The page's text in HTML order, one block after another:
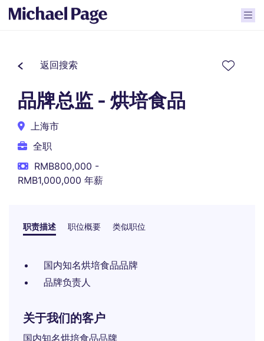
返回搜索
品牌总监 - 烘培食品
上海市
全职
RMB800,000 -
RMB1,000,000 年薪
职责描述 职位概要 类似职位
国内知名烘培食品品牌
品牌负责人
关于我们的客户
国内知名烘培食品品牌